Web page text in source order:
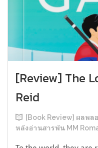
[Review] The
Reid
[Book Review] ผลพล
หลังอ่านสารพัน MM